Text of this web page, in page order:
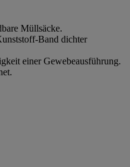
Müllsäcke.
Band dichter
einer Gewebeausführung.